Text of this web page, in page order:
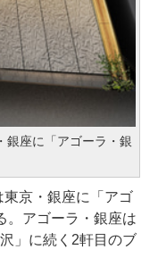
銀座に「アゴーラ・銀
京・銀座に「アゴ
。アゴーラ・銀座は
」に続く2軒目のブ